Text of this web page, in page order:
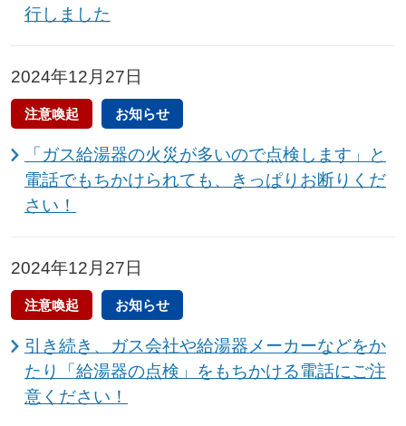
行しました
2024年12月27日
注意喚起 お知らせ
「ガス給湯器の火災が多いので点検します」と
電話でもちかけられても、きっぱりお断りくだ
さい！
2024年12月27日
注意喚起 お知らせ
引き続き、ガス会社や給湯器メーカーなどをか
たり「給湯器の点検」をもちかける電話にご注
意ください！